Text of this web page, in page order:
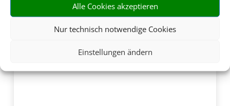
Alle Cookies akzeptieren
Nur technisch notwendige Cookies
Einstellungen ändern